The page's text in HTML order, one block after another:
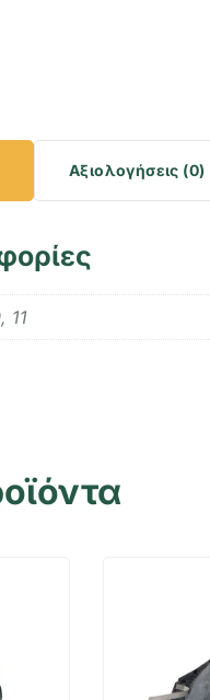
Αξιολογήσεις (0)
11